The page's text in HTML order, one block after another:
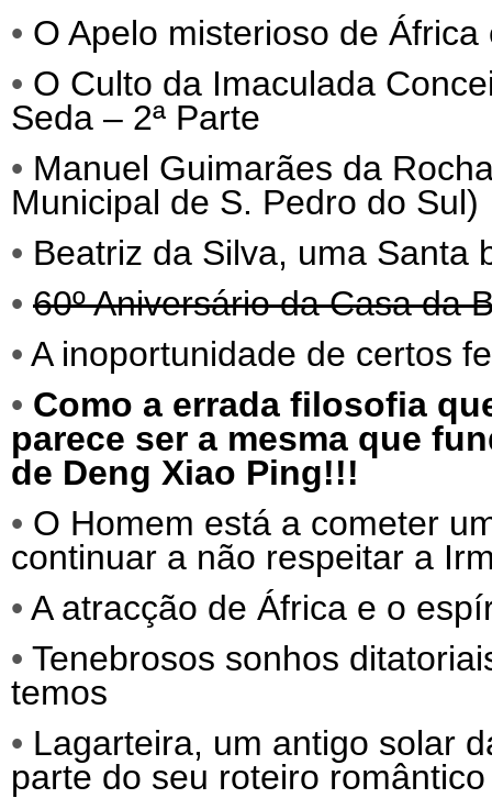
• O Apelo misterioso de
• O Culto da Imaculada
Seda – 2ª Parte
• Manuel Guimarães da
Municipal de S. Pedro do Sul)
• Beatriz da Silva, uma Santa
• 60º Aniversário da Casa da
• A inoportunidade de certos
• Como a errada filosofia
parece ser a mesma que
de Deng Xiao Ping!!!
• O Homem está a cometer
continuar a não respeitar a
• A atracção de África e o
• Tenebrosos sonhos
temos
• Lagarteira, um antigo solar
parte do seu roteiro romântico